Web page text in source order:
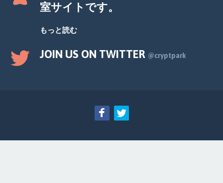
室サイトです。
もっと読む
JOIN US ON TWITTER @cryptpark